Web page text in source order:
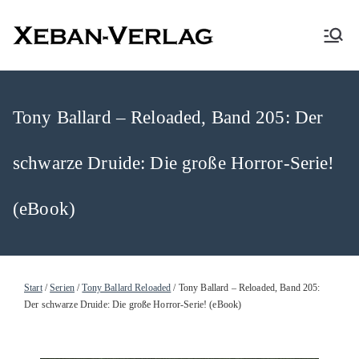
XEBAN-Verlag
Tony Ballard – Reloaded, Band 205: Der
schwarze Druide: Die große Horror-Serie!
(eBook)
Start/Serien/Tony Ballard Reloaded / Tony Ballard – Reloaded, Band 205:
Der schwarze Druide: Die große Horror-Serie! (eBook)